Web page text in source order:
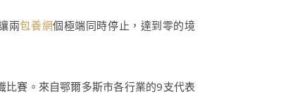
兩包養網個極端同時停止，達到零的境
比賽。來自鄂爾多斯市各行業的9支代表